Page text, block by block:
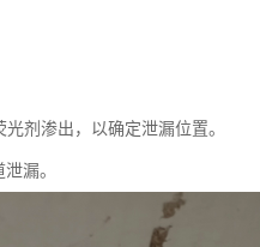
剂渗出，以确定泄漏位置。
漏。